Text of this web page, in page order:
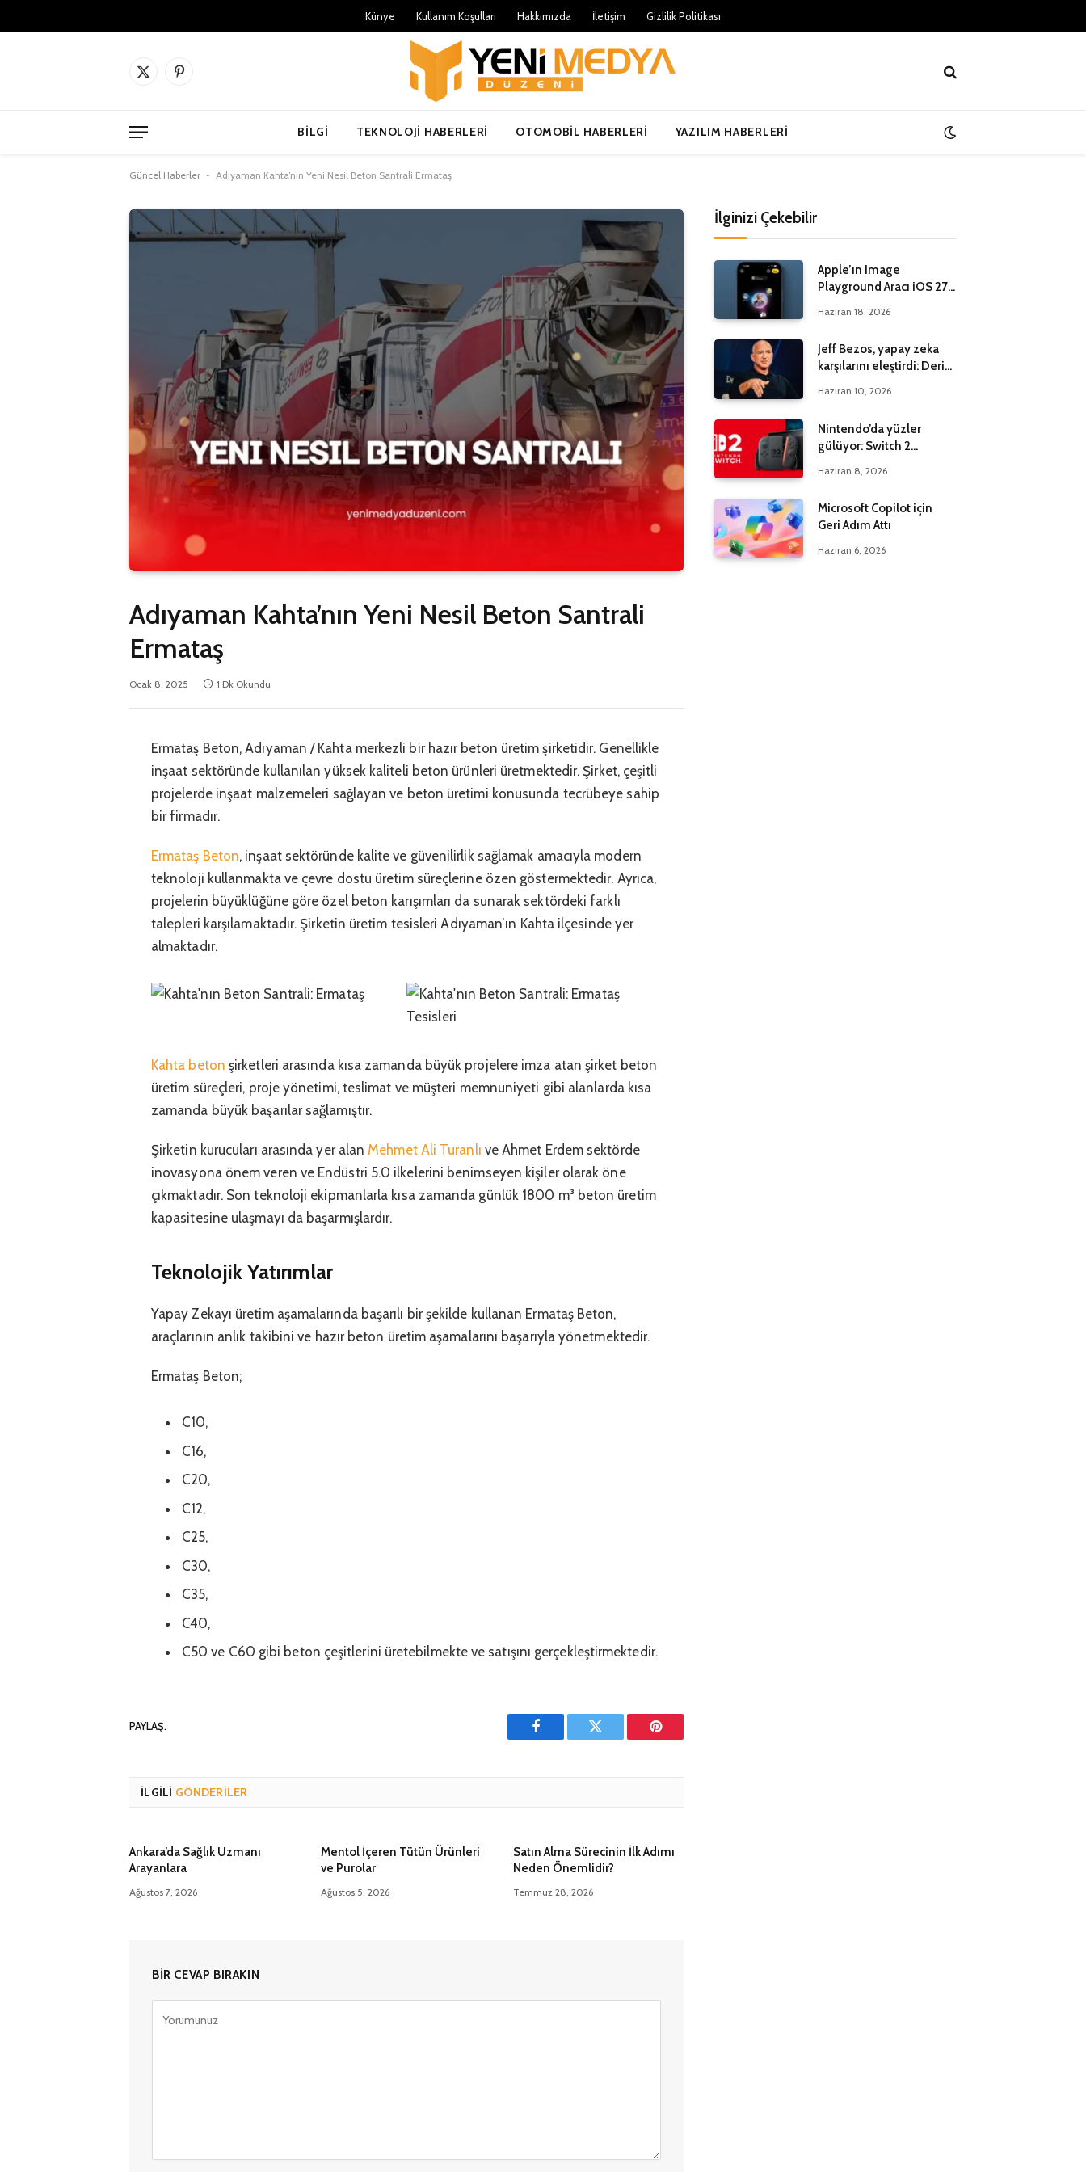
Künye Kullanım Koşulları Hakkımızda İletişim Gizlilik Politikası
X
Pinterest'in
BILGI TEKNOLOJI HABERLERI OTOMOBIL HABERLERI YAZILIM HABERLERI
Güncel Haberler - Adıyaman Kahta’nın Yeni Nesil Beton Santrali Ermataş
Adıyaman Kahta’nın Yeni Nesil Beton Santrali
Ermataş
Ocak 8, 2025 1 Dk Okundu
Ermataş Beton, Adıyaman / Kahta merkezli bir hazır beton üretim şirketidir. Genellikle
inşaat sektöründe kullanılan yüksek kaliteli beton ürünleri üretmektedir. Şirket, çeşitli
projelerde inşaat malzemeleri sağlayan ve beton üretimi konusunda tecrübeye sahip
bir firmadır.
Ermataş Beton, inşaat sektöründe kalite ve güvenilirlik sağlamak amacıyla modern
teknoloji kullanmakta ve çevre dostu üretim süreçlerine özen göstermektedir. Ayrıca,
projelerin büyüklüğüne göre özel beton karışımları da sunarak sektördeki farklı
talepleri karşılamaktadır. Şirketin üretim tesisleri Adıyaman’ın Kahta ilçesinde yer
almaktadır.
Kahta beton şirketleri arasında kısa zamanda büyük projelere imza atan şirket beton
üretim süreçleri, proje yönetimi, teslimat ve müşteri memnuniyeti gibi alanlarda kısa
zamanda büyük başarılar sağlamıştır.
Şirketin kurucuları arasında yer alan Mehmet Ali Turanlı ve Ahmet Erdem sektörde
inovasyona önem veren ve Endüstri 5.0 ilkelerini benimseyen kişiler olarak öne
çıkmaktadır. Son teknoloji ekipmanlarla kısa zamanda günlük 1800 m³ beton üretim
kapasitesine ulaşmayı da başarmışlardır.
Teknolojik Yatırımlar
Yapay Zekayı üretim aşamalarında başarılı bir şekilde kullanan Ermataş Beton,
araçlarının anlık takibini ve hazır beton üretim aşamalarını başarıyla yönetmektedir.
Ermataş Beton;
C10,
C16,
C20,
C12,
C25,
C30,
C35,
C40,
C50 ve C60 gibi beton çeşitlerini üretebilmekte ve satışını gerçekleştirmektedir.
PAYLAŞ.
Facebook Twitter Pinterest'in
İLGILI GÖNDERILER
Ankara’da Sağlık Uzmanı
Arayanlara
Ağustos 7, 2026
Mentol İçeren Tütün Ürünleri
ve Purolar
Ağustos 5, 2026
Satın Alma Sürecinin İlk Adımı
Neden Önemlidir?
Temmuz 28, 2026
BIR CEVAP BIRAKIN
İlginizi Çekebilir
Apple’ın Image
Playground Aracı iOS 27
Haziran 18, 2026
Jeff Bezos, yapay zeka
karşılarını eleştirdi: Derin
Haziran 10, 2026
Nintendo’da yüzler
gülüyor: Switch 2
Haziran 8, 2026
Microsoft Copilot için
Geri Adım Attı
Haziran 6, 2026